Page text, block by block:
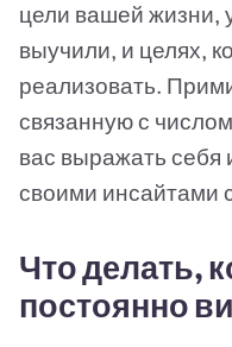
цели вашей жизни,
выучили, и целях,
реализовать.
связанную с
вас выражать себя
своими инсайтами
Что делать,
постоянно